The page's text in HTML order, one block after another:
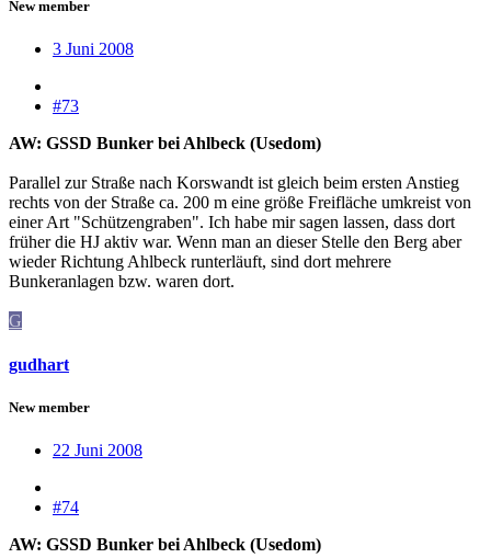
New member
3 Juni 2008
#73
AW: GSSD Bunker bei Ahlbeck (Usedom)
Parallel zur Straße nach Korswandt ist gleich beim ersten Anstieg
rechts von der Straße ca. 200 m eine größe Freifläche umkreist von
einer Art "Schützengraben". Ich habe mir sagen lassen, dass dort
früher die HJ aktiv war. Wenn man an dieser Stelle den Berg aber
wieder Richtung Ahlbeck runterläuft, sind dort mehrere
Bunkeranlagen bzw. waren dort.
G
gudhart
New member
22 Juni 2008
#74
AW: GSSD Bunker bei Ahlbeck (Usedom)